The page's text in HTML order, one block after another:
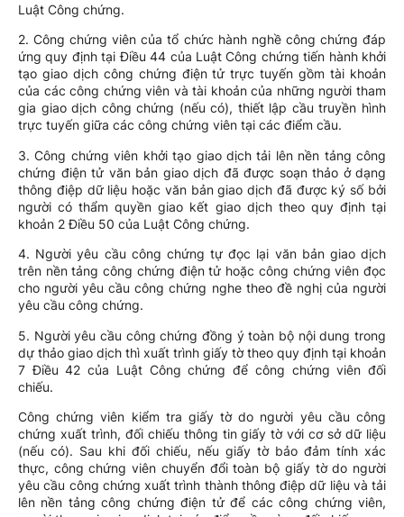
Luật Công chứng.
2. Công chứng viên của tổ chức hành nghề công chứng đáp
ứng quy định tại Điều 44 của Luật Công chứng tiến hành khởi
tạo giao dịch công chứng điện tử trực tuyến gồm tài khoản
của các công chứng viên và tài khoản của những người tham
gia giao dịch công chứng (nếu có), thiết lập cầu truyền hình
trực tuyến giữa các công chứng viên tại các điểm cầu.
3. Công chứng viên khởi tạo giao dịch tải lên nền tảng công
chứng điện tử văn bản giao dịch đã được soạn thảo ở dạng
thông điệp dữ liệu hoặc văn bản giao dịch đã được ký số bởi
người có thẩm quyền giao kết giao dịch theo quy định tại
khoản 2 Điều 50 của Luật Công chứng.
4. Người yêu cầu công chứng tự đọc lại văn bản giao dịch
trên nền tảng công chứng điện tử hoặc công chứng viên đọc
cho người yêu cầu công chứng nghe theo đề nghị của người
yêu cầu công chứng.
5. Người yêu cầu công chứng đồng ý toàn bộ nội dung trong
dự thảo giao dịch thì xuất trình giấy tờ theo quy định tại khoản
7 Điều 42 của Luật Công chứng để công chứng viên đối
chiếu.
Công chứng viên kiểm tra giấy tờ do người yêu cầu công
chứng xuất trình, đối chiếu thông tin giấy tờ với cơ sở dữ liệu
(nếu có). Sau khi đối chiếu, nếu giấy tờ bảo đảm tính xác
thực, công chứng viên chuyển đổi toàn bộ giấy tờ do người
yêu cầu công chứng xuất trình thành thông điệp dữ liệu và tải
lên nền tảng công chứng điện tử để các công chứng viên,